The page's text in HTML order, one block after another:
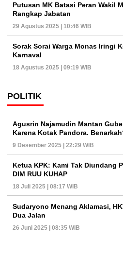
Putusan MK Batasi Peran Wakil
Rangkap Jabatan
29 Agustus 2025 | 10:46 WIB
Sorak Sorai Warga Monas Iringi
Karnaval
18 Agustus 2025 | 09:19 WIB
POLITIK
Agusrin Najamudin Mantan
Karena Kotak Pandora.
9 Desember 2025 | 22:29 WIB
Ketua KPK: Kami Tak Diundang
DIM RUU KUHAP
18 Juli 2025 | 08:17 WIB
Sudaryono Menang Aklamasi,
Dua Jalan
26 Juni 2025 | 08:35 WIB